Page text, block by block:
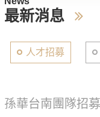
最新消息
人才招募
孫華台南團隊招